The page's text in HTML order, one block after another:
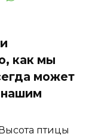
как мы
может
нашим
птицы